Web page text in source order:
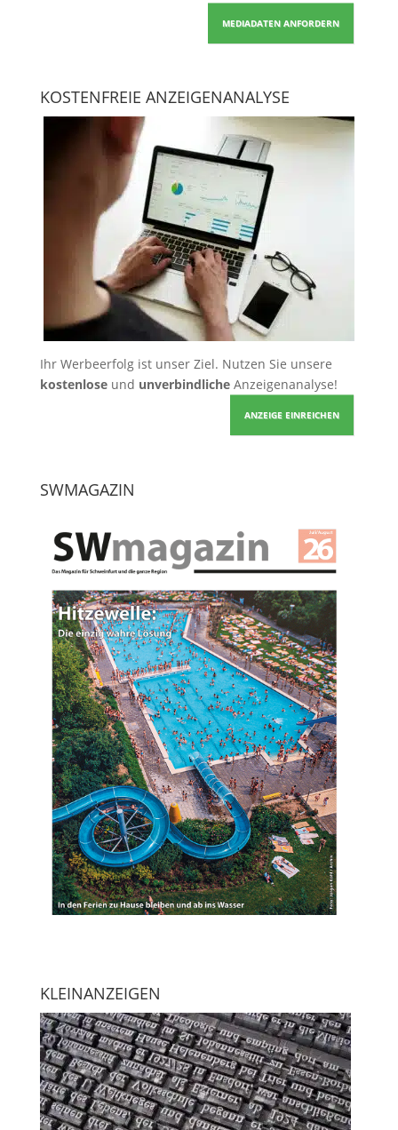
MEDIADATEN ANFORDERN
KOSTENFREIE ANZEIGENANALYSE
Ihr Werbeerfolg ist unser Ziel. Nutzen Sie unsere
kostenloseund unverbindlicheAnzeigenanalyse!
ANZEIGE EINREICHEN
SWMAGAZIN
KLEINANZEIGEN